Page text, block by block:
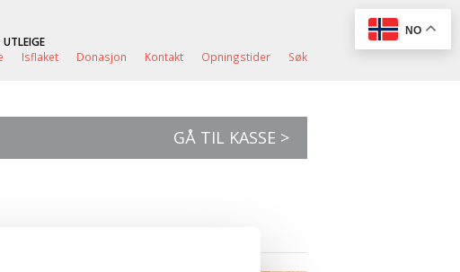
UTLEIGE
Isflaket Donasjon Kontakt Opningstider Søk
NO
GÅ TIL KASSE >